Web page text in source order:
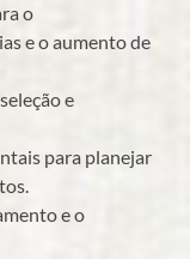
o
e o aumento de
e
para planejar
e o